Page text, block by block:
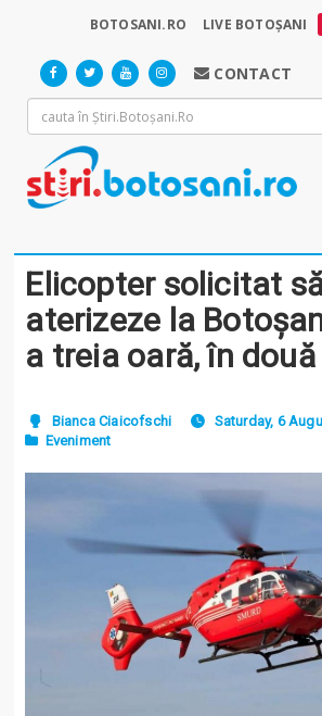
BOTOSANI.RO LIVE BOTOȘANI
CONTACT
Elicopter solicitat
aterizeze la
a treia oară, în
Bianca Ciaicofschi
Saturday, 6
Eveniment